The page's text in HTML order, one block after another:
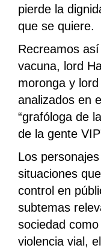
pierde la
que se quiere.
Recreamos
vacuna, lord
moronga y
analizados en
“grafóloga de
de la gente
Los
situaciones
control en
subtemas
sociedad
violencia vial,